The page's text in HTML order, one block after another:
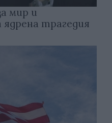
мир и
ядрена трагедия